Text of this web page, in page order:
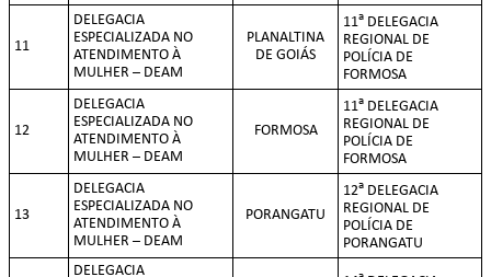
11
DELEGACIA
ESPECIALIZADA NO
ATENDIMENTO À
MULHER – DEAM
PLANALTINA
DE GOIÁS
11a DELEGACIA
REGIONAL DE
POLÍCIA DE
FORMOSA
12
DELEGACIA
ESPECIALIZADA NO
ATENDIMENTO À
MULHER – DEAM
FORMOSA
11a DELEGACIA
REGIONAL DE
POLÍCIA DE
FORMOSA
13
DELEGACIA
ESPECIALIZADA NO
ATENDIMENTO À
MULHER – DEAM
PORANGATU
12a DELEGACIA
REGIONAL DE
POLÍCIA DE
PORANGATU
DELEGACIA